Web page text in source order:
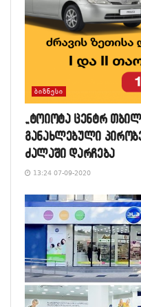
ᲑᲘᲖᲜᲔᲡᲘ
„ტოიოტა ცენტრ
განახლებული
ძალაში დარჩება
13:24 07-09-2020